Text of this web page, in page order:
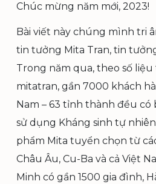
Chúc mừng năm mới, 2023!
Bài viết này chúng mình tri
tin tưởng Mita Tran, tin
Trong năm qua, theo số
mitatran, gần 7000 khách
Nam – 63 tỉnh thành đều có
sử dụng Kháng sinh tự nhiên
phẩm Mita tuyển chọn từ
Châu Âu, Cu-Ba và cả Việt
Minh có gần 1500 gia đình,